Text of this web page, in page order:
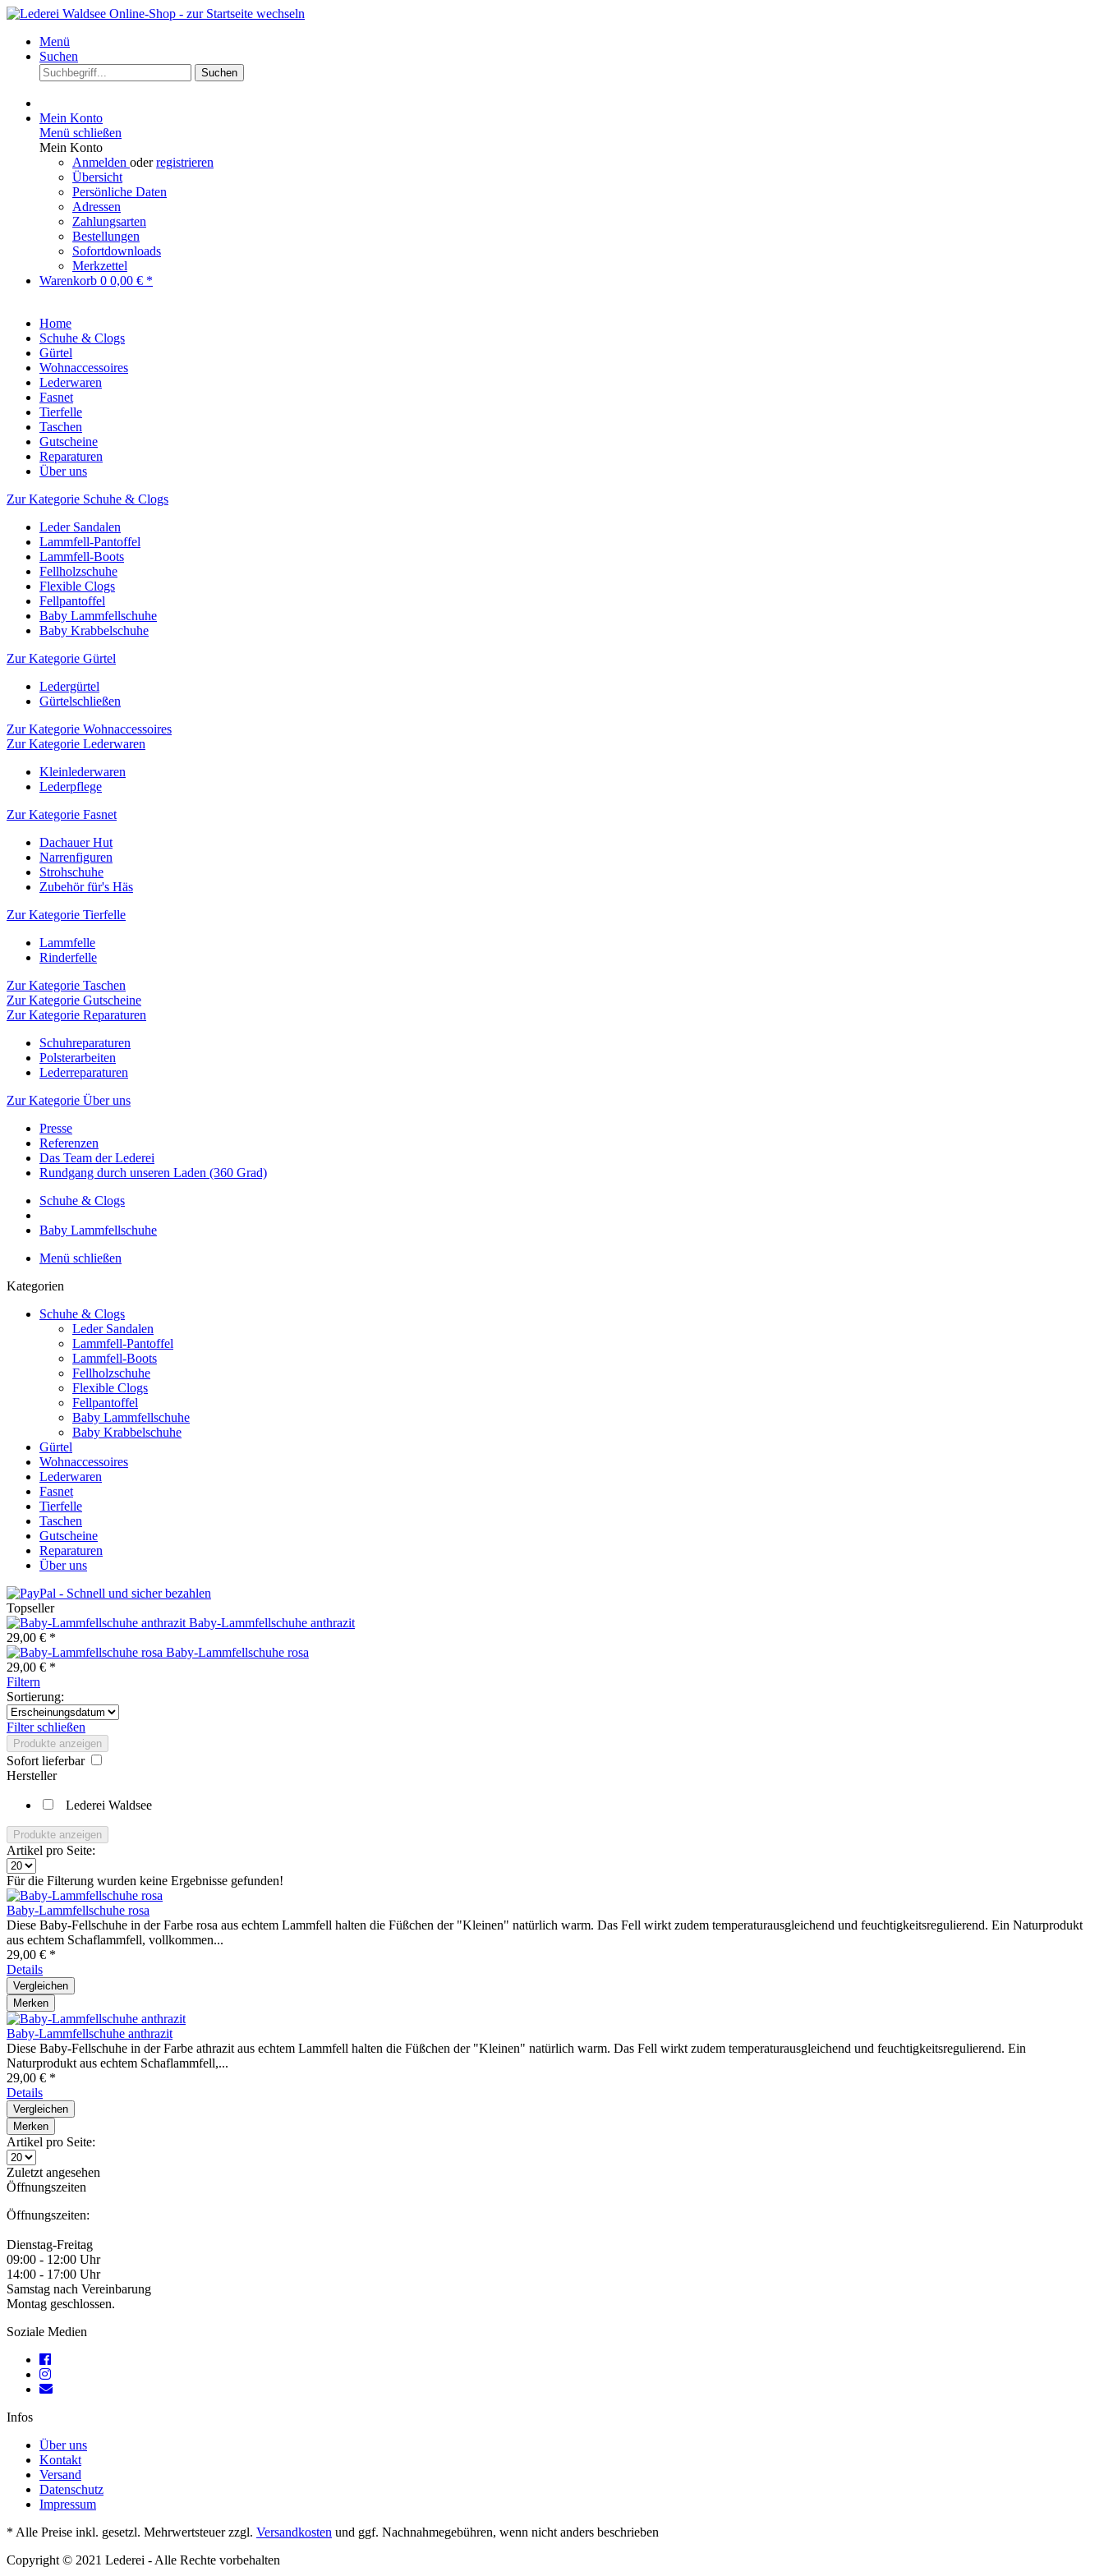
Menü
Suchen
Suchen
Mein Konto
Menü schließen
Mein Konto
Anmelden oderregistrieren
Übersicht
Persönliche Daten
Adressen
Zahlungsarten
Bestellungen
Sofortdownloads
Merkzettel
Warenkorb 0 0,00 € *
Home
Schuhe & Clogs
Gürtel
Wohnaccessoires
Lederwaren
Fasnet
Tierfelle
Taschen
Gutscheine
Reparaturen
Über uns
Zur Kategorie Schuhe & Clogs
Leder Sandalen
Lammfell-Pantoffel
Lammfell-Boots
Fellholzschuhe
Flexible Clogs
Fellpantoffel
Baby Lammfellschuhe
Baby Krabbelschuhe
Zur Kategorie Gürtel
Ledergürtel
Gürtelschließen
Zur Kategorie Wohnaccessoires
Zur Kategorie Lederwaren
Kleinlederwaren
Lederpflege
Zur Kategorie Fasnet
Dachauer Hut
Narrenfiguren
Strohschuhe
Zubehör für's Häs
Zur Kategorie Tierfelle
Lammfelle
Rinderfelle
Zur Kategorie Taschen
Zur Kategorie Gutscheine
Zur Kategorie Reparaturen
Schuhreparaturen
Polsterarbeiten
Lederreparaturen
Zur Kategorie Über uns
Presse
Referenzen
Das Team der Lederei
Rundgang durch unseren Laden (360 Grad)
Schuhe & Clogs
Baby Lammfellschuhe
Menü schließen
Kategorien
Schuhe & Clogs
Leder Sandalen
Lammfell-Pantoffel
Lammfell-Boots
Fellholzschuhe
Flexible Clogs
Fellpantoffel
Baby Lammfellschuhe
Baby Krabbelschuhe
Gürtel
Wohnaccessoires
Lederwaren
Fasnet
Tierfelle
Taschen
Gutscheine
Reparaturen
Über uns
Topseller
Baby-Lammfellschuhe anthrazit
29,00 € *
Baby-Lammfellschuhe rosa
29,00 € *
Filtern
Sortierung:
Filter schließen
Produkte anzeigen
Sofort lieferbar
Hersteller
Lederei Waldsee
Produkte anzeigen
Artikel pro Seite:
Für die Filterung wurden keine Ergebnisse gefunden!
Baby-Lammfellschuhe rosa
Diese Baby-Fellschuhe in der Farbe rosa aus echtem Lammfell halten die Füßchen der "Kleinen" natürlich warm. Das Fell wirkt zudem temperaturausgleichend und feuchtigkeitsregulierend. Ein Naturprodukt
aus echtem Schaflammfell, vollkommen...
29,00 € *
Details
Vergleichen
Merken
Baby-Lammfellschuhe anthrazit
Diese Baby-Fellschuhe in der Farbe athrazit aus echtem Lammfell halten die Füßchen der "Kleinen" natürlich warm. Das Fell wirkt zudem temperaturausgleichend und feuchtigkeitsregulierend. Ein
Naturprodukt aus echtem Schaflammfell,...
29,00 € *
Details
Vergleichen
Merken
Artikel pro Seite:
Zuletzt angesehen
Öffnungszeiten
Öffnungszeiten:
Dienstag-Freitag
09:00 - 12:00 Uhr
14:00 - 17:00 Uhr
Samstag nach Vereinbarung
Montag geschlossen.
Soziale Medien
Infos
Über uns
Kontakt
Versand
Datenschutz
Impressum
* Alle Preise inkl. gesetzl. Mehrwertsteuer zzgl. Versandkosten und ggf. Nachnahmegebühren, wenn nicht anders beschrieben
Copyright © 2021 Lederei - Alle Rechte vorbehalten